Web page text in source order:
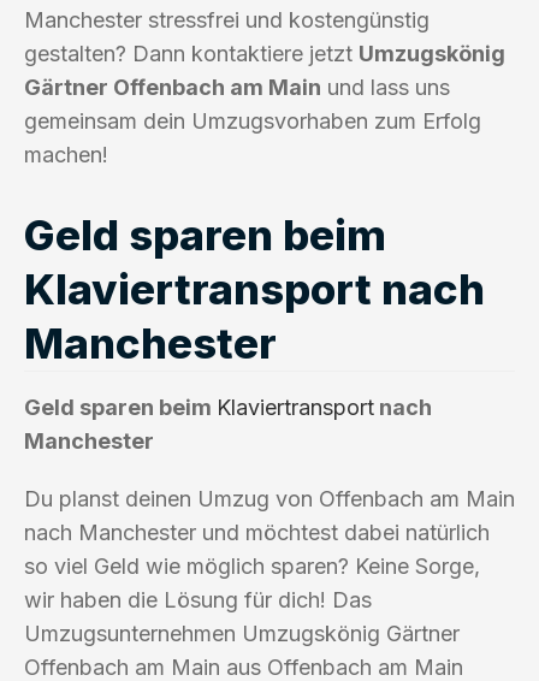
Manchester stressfrei und kostengünstig
gestalten? Dann kontaktiere jetzt Umzugskönig
Gärtner Offenbach am Main und lass uns
gemeinsam dein Umzugsvorhaben zum Erfolg
machen!
Geld sparen beim
Klaviertransport nach
Manchester
Geld sparen beim Klaviertransport nach
Manchester
Du planst deinen Umzug von Offenbach am Main
nach Manchester und möchtest dabei natürlich
so viel Geld wie möglich sparen? Keine Sorge,
wir haben die Lösung für dich! Das
Umzugsunternehmen Umzugskönig Gärtner
Offenbach am Main aus Offenbach am Main